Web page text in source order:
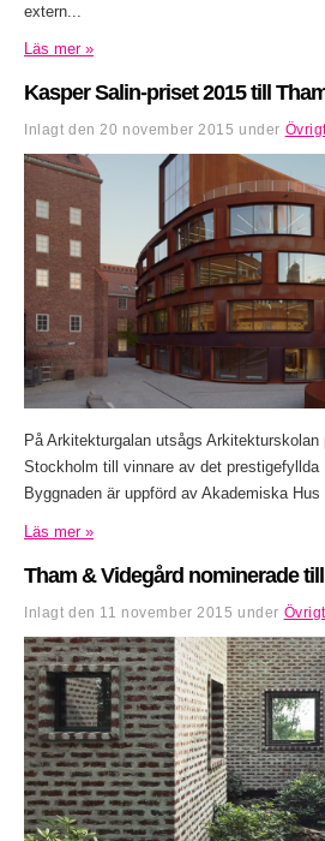
extern...
Läs mer »
Kasper Salin-priset 2015 till
Inlagt den 20 november 2015 under
På Arkitekturgalan utsågs Arkitekturskolan
Stockholm till vinnare av det prestigefyllda
Byggnaden är uppförd av Akademiska Hus
Läs mer »
Tham & Videgård nominerade
Inlagt den 11 november 2015 under Övrigt